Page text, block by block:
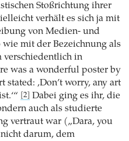
Stoßrichtung ihrer
verhält es sich ja mit
von Medien- und
mit der Bezeichnung als
verschiedentlich in
was a wonderful poster by
‚Don’t worry, any art
[2]
Dabei ging es ihr, die
auch als studierte
vertraut war („Dara, you
darum, dem